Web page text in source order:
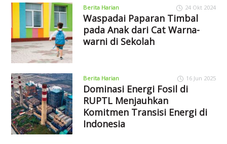
Berita Harian 24 Okt 2024
Waspadai Paparan Timbal
pada Anak dari Cat Warna-
warni di Sekolah
Berita Harian 16 Jun 2025
Dominasi Energi Fosil di
RUPTL Menjauhkan
Komitmen Transisi Energi di
Indonesia